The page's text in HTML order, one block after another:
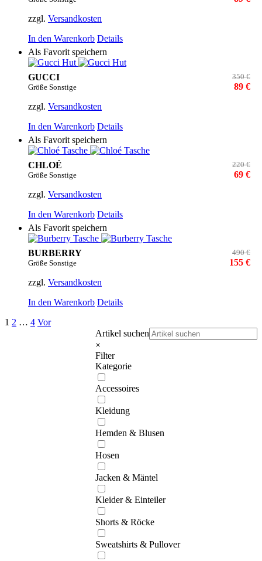
zzgl. Versandkosten
In den Warenkorb Details
Als Favorit speichern
GUCCI
Größe Sonstige
350 €
89 €
zzgl. Versandkosten
In den Warenkorb Details
Als Favorit speichern
CHLOÉ
Größe Sonstige
220 €
69 €
zzgl. Versandkosten
In den Warenkorb Details
Als Favorit speichern
BURBERRY
Größe Sonstige
490 €
155 €
zzgl. Versandkosten
In den Warenkorb Details
1 2 … 4 Vor
Artikel suchen
×
Filter
Kategorie
Accessoires
Kleidung
Hemden & Blusen
Hosen
Jacken & Mäntel
Kleider & Einteiler
Shorts & Röcke
Sweatshirts & Pullover